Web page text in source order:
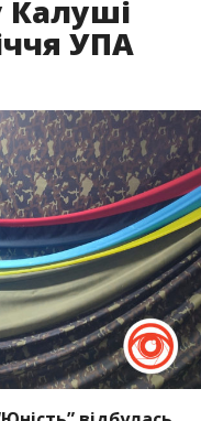
Калуші
УПА